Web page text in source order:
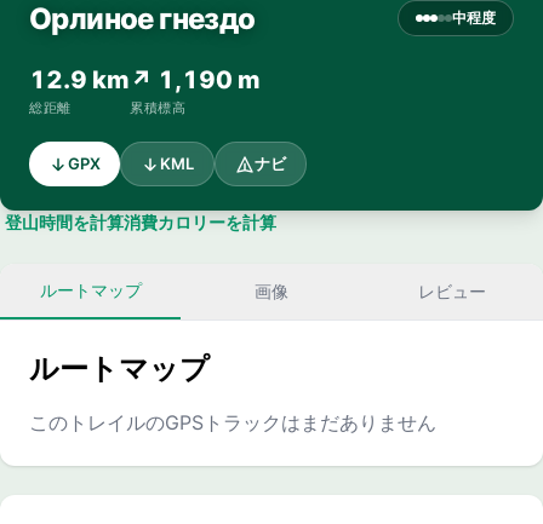
Орлиное гнездо 中程度
12.9 km
総距離
↗ 1,190 m
累積標高
GPX KML ナビ
登山時間を計算消費カロリーを計算
ルートマップ 画像 レビュー
ルートマップ
このトレイルのGPSトラックはまだありません